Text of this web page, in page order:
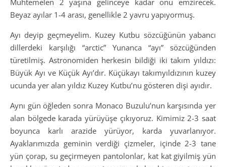
Muhtemelen 2 yaşına gelinceye kadar onu emzirecek.
Beyaz ayılar 1-4 arası, genellikle 2 yavru yapıyormuş.
Ayı deyip geçmeyelim. Kuzey Kutbu sözcüğünün yabancı
dillerdeki karşılığı “arctic” Yunanca “ayı” sözcüğünden
türetilmiş. Astronomiden herkesin bildiği iki takım yıldızı:
Büyük Ayı ve Küçük Ayı’dır. Küçükayı takımyıldızının kuzey
ucunda yer alan yıldız Kuzey Kutbu’nu gösteren dişi ayıdır.
Aynı gün öğleden sonra Monaco Buzulu’nun karşısında yer
alan bölgede karada yürüyüşe çıkıyoruz. Kimimiz 2-3 saat
boyunca karlı arazide yürüyor, karda yuvarlanıyor.
Ayaklarımızda geminin verdiği çizmeler, içinde 2-3 tane
yün çorap, su geçirmeyen pantolonlar, kat kat giyilmiş yün